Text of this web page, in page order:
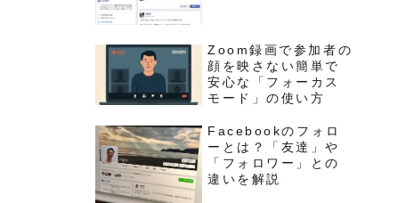
Zoom録画で参加者の
顔を映さない簡単で
安心な「フォーカス
モード」の使い方
Facebookのフォロ
ーとは？「友達」や
「フォロワー」との
違いを解説